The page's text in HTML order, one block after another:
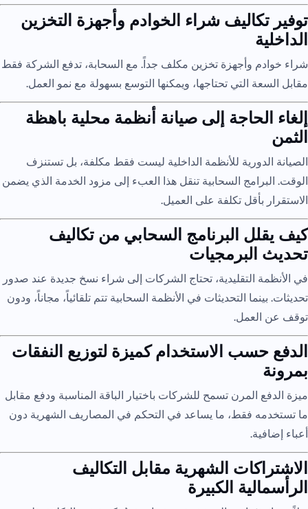
توفير تكاليف شراء الخوادم وأجهزة التخزين
الداخلية
شراء خوادم وأجهزة تخزين مكلف جداً. مع السحابة، تدفع الشركة فقط
مقابل السعة التي تحتاجها، ويمكنها التوسع بسهولة مع نمو العمل.
إلغاء الحاجة إلى صيانة أنظمة محلية باهظة
الثمن
الصيانة الدورية للأنظمة الداخلية ليست فقط مكلفة، بل تستنزف
الوقت. البرامج السحابية تنقل هذا العبء إلى مزود الخدمة الذي يضمن
الاستقرار بأقل تكلفة على العميل.
كيف يقلل البرنامج السحابي من تكاليف
تحديث البرمجيات
في الأنظمة التقليدية، تحتاج الشركات إلى شراء نسخ جديدة عند صدور
تحديثات. بينما التحديثات في الأنظمة السحابية تتم تلقائياً، مجاناً، ودون
توقف عن العمل.
الدفع حسب الاستخدام كميزة لتوزيع النفقات
بمرونة
ميزة الدفع المرن تسمح للشركات باختيار الباقة المناسبة ودفع مقابل
ما تستخدمه فقط، ما يساعد في التحكم في المصاريف الشهرية دون
أعباء إضافية.
الاشتراكات الشهرية مقابل التكاليف
الرأسمالية الكبيرة